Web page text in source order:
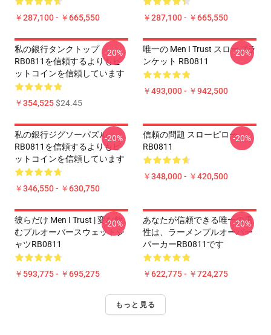
￥287,100 - ￥665,550 ￥287,100 - ￥665,550
私の銀行タンクトップ
RB0811を信頼するよりもビ
ットコインを信頼しています
￥354,525$24.45
-20%
唯一の Men I Trust スローブラ
ンケット RB0811
￥493,000 - ￥942,500
-20%
私の銀行ジグソーパズル
RB0811を信頼するよりもビ
ットコインを信頼しています
￥346,550 - ￥630,750
-20%
信頼の問題 スローピロー
RB0811
￥348,000 - ￥420,500
-20%
彼らだけ Men I Trust | 変な飲
むプルオーバースウェットシ
ャツRB0811
￥593,775 - ￥695,275
-20%
あなたが信頼できる唯一の男
性は、ラーメンプルオーバー
パーカーRB0811です
￥622,775 - ￥724,275
-20%
もっと見る